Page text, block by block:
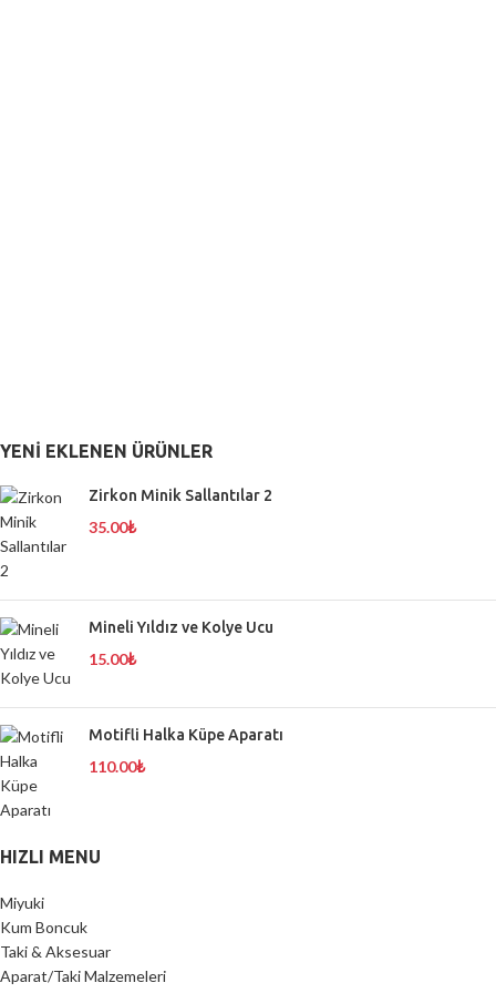
YENI EKLENEN ÜRÜNLER
Zirkon Minik Sallantılar 2
35.00₺
Mineli Yıldız ve Kolye Ucu
15.00₺
Motifli Halka Küpe Aparatı
110.00₺
HIZLI MENU
Miyuki
Kum Boncuk
Taki & Aksesuar
Aparat/Taki Malzemeleri